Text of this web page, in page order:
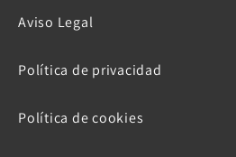
Aviso Legal
Política de privacidad
Política de cookies